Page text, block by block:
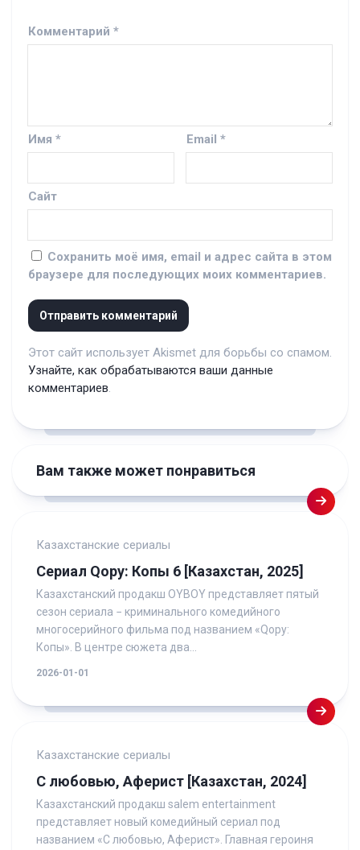
Комментарий *
Имя * Email *
Сайт
Сохранить моё имя, email и адрес сайта в этом
браузере для последующих моих комментариев.
Этот сайт использует Akismet для борьбы со спамом.
Узнайте, как обрабатываются ваши данные
комментариев.
Вам также может понравиться
Казахстанские сериалы
Сериал Qopy: Копы 6 [Казахстан, 2025]
Казахстанский продакш OYBOY представляет пятый
сезон сериала − криминального комедийного
многосерийного фильма под названием «Qopy:
Копы». В центре сюжета два...
2026-01-01
Казахстанские сериалы
С любовью, Аферист [Казахстан, 2024]
Казахстанский продакш salem entertainment
представляет новый комедийный сериал под
названием «С любовью, Аферист». Главная героиня